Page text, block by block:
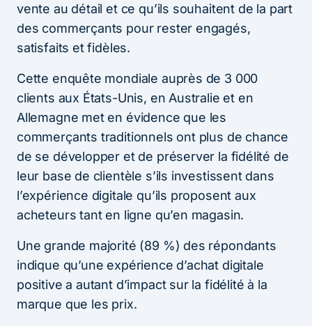
vente au détail et ce qu’ils souhaitent de la part
des commerçants pour rester engagés,
satisfaits et fidèles.
Cette enquête mondiale auprès de 3 000
clients aux États-Unis, en Australie et en
Allemagne met en évidence que les
commerçants traditionnels ont plus de chance
de se développer et de préserver la fidélité de
leur base de clientèle s’ils investissent dans
l’expérience digitale qu’ils proposent aux
acheteurs tant en ligne qu’en magasin.
Une grande majorité (89 %) des répondants
indique qu’une expérience d’achat digitale
positive a autant d’impact sur la fidélité à la
marque que les prix.